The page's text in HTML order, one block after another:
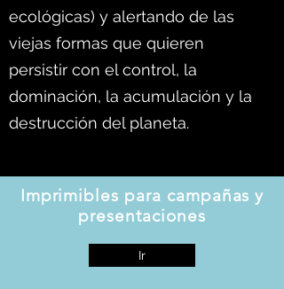
ecológicas) y alertando de las
viejas formas que quieren
persistir con el control, la
dominación, la acumulación y la
destrucción del planeta.
Imprimibles para campañas y
presentaciones
Ir